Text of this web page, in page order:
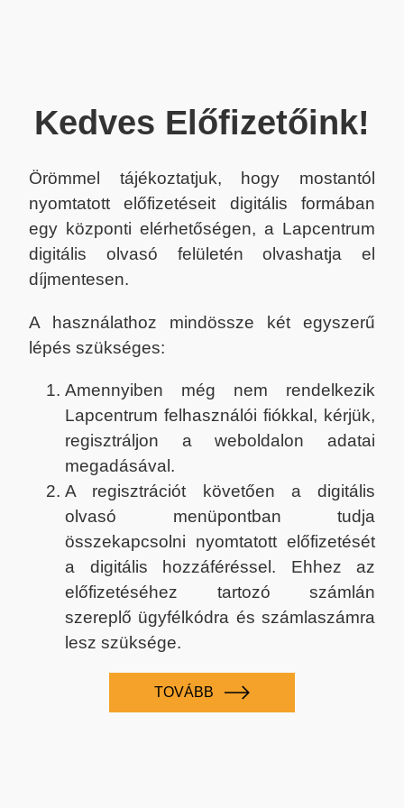
Kedves Előfizetőink!
Örömmel tájékoztatjuk, hogy mostantól
nyomtatott előfizetéseit digitális formában
egy központi elérhetőségen, a Lapcentrum
digitális olvasó felületén olvashatja el
díjmentesen.
A használathoz mindössze két egyszerű
lépés szükséges:
Amennyiben még nem rendelkezik
Lapcentrum felhasználói fiókkal, kérjük,
regisztráljon a weboldalon adatai
megadásával.
A regisztrációt követően a digitális
olvasó menüpontban tudja
összekapcsolni nyomtatott előfizetését
a digitális hozzáféréssel. Ehhez az
előfizetéséhez tartozó számlán
szereplő ügyfélkódra és számlaszámra
lesz szüksége.
TOVÁBB